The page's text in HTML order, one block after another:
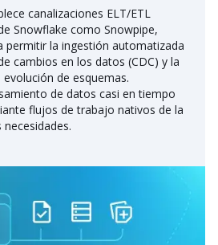
canalizaciones ELT/ETL
Snowflake como Snowpipe,
permitir la ingestión automatizada
cambios en los datos (CDC) y la
de esquemas.
de datos casi en tiempo
flujos de trabajo nativos de la